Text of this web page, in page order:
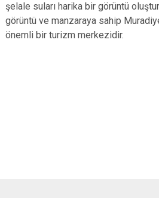
şelale suları harika bir görüntü
görüntü ve manzaraya sahip
önemli bir turizm merkezidir.